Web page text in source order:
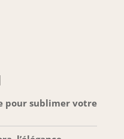
plafonds.
Liste
】IP54
protégé
également
service après-
complet avec
garantie de 36
pour sublimer votre